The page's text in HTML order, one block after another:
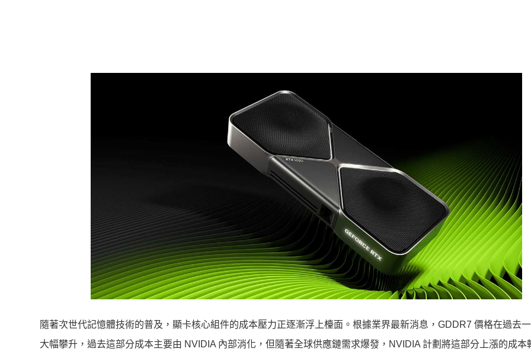
隨著次世代記憶體技術的普及，顯卡核心組件的成本壓力正逐漸浮上檯面。根據業界最新消息，GDDR7 價格在過去
大幅攀升，過去這部分成本主要由 NVIDIA 內部消化，但隨著全球供應鏈需求爆發，NVIDIA 計劃將這部分上漲的成本